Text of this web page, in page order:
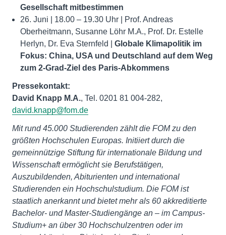
Gesellschaft mitbestimmen
26. Juni | 18.00 – 19.30 Uhr | Prof. Andreas
Oberheitmann, Susanne Löhr M.A., Prof. Dr. Estelle
Herlyn, Dr. Eva Sternfeld | Globale Klimapolitik im
Fokus: China, USA und Deutschland auf dem Weg
zum 2-Grad-Ziel des Paris-Abkommens
Pressekontakt:
David Knapp M.A., Tel. 0201 81 004-282,
david.knapp@fom.de
Mit rund 45.000 Studierenden zählt die FOM zu den
größten Hochschulen Europas. Initiiert durch die
gemeinnützige Stiftung für internationale Bildung und
Wissenschaft ermöglicht sie Berufstätigen,
Auszubildenden, Abiturienten und international
Studierenden ein Hochschulstudium. Die FOM ist
staatlich anerkannt und bietet mehr als 60 akkreditierte
Bachelor- und Master-Studiengänge an – im Campus-
Studium+ an über 30 Hochschulzentren oder im